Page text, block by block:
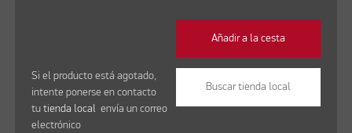
Añadir a la cesta
Si el producto está agotado,
intente ponerse en contacto
tutienda localenvía un correo
electrónico
Buscar tienda local